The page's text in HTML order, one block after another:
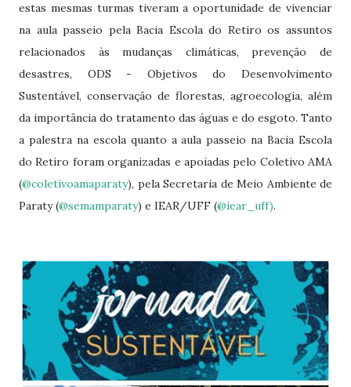
estas mesmas turmas tiveram a oportunidade de vivenciar
na aula passeio pela Bacia Escola do Retiro os assuntos
relacionados às mudanças climáticas, prevenção de
desastres, ODS - Objetivos do Desenvolvimento
Sustentável, conservação de florestas, agroecologia, além
da importância do tratamento das águas e do esgoto. Tanto
a palestra na escola quanto a aula passeio na Bacia Escola
do Retiro foram organizadas e apoiadas pelo Coletivo AMA
(@coletivoamaparaty), pela Secretaria de Meio Ambiente de
Paraty (@semamparaty) e IEAR/UFF (@iear_uff).